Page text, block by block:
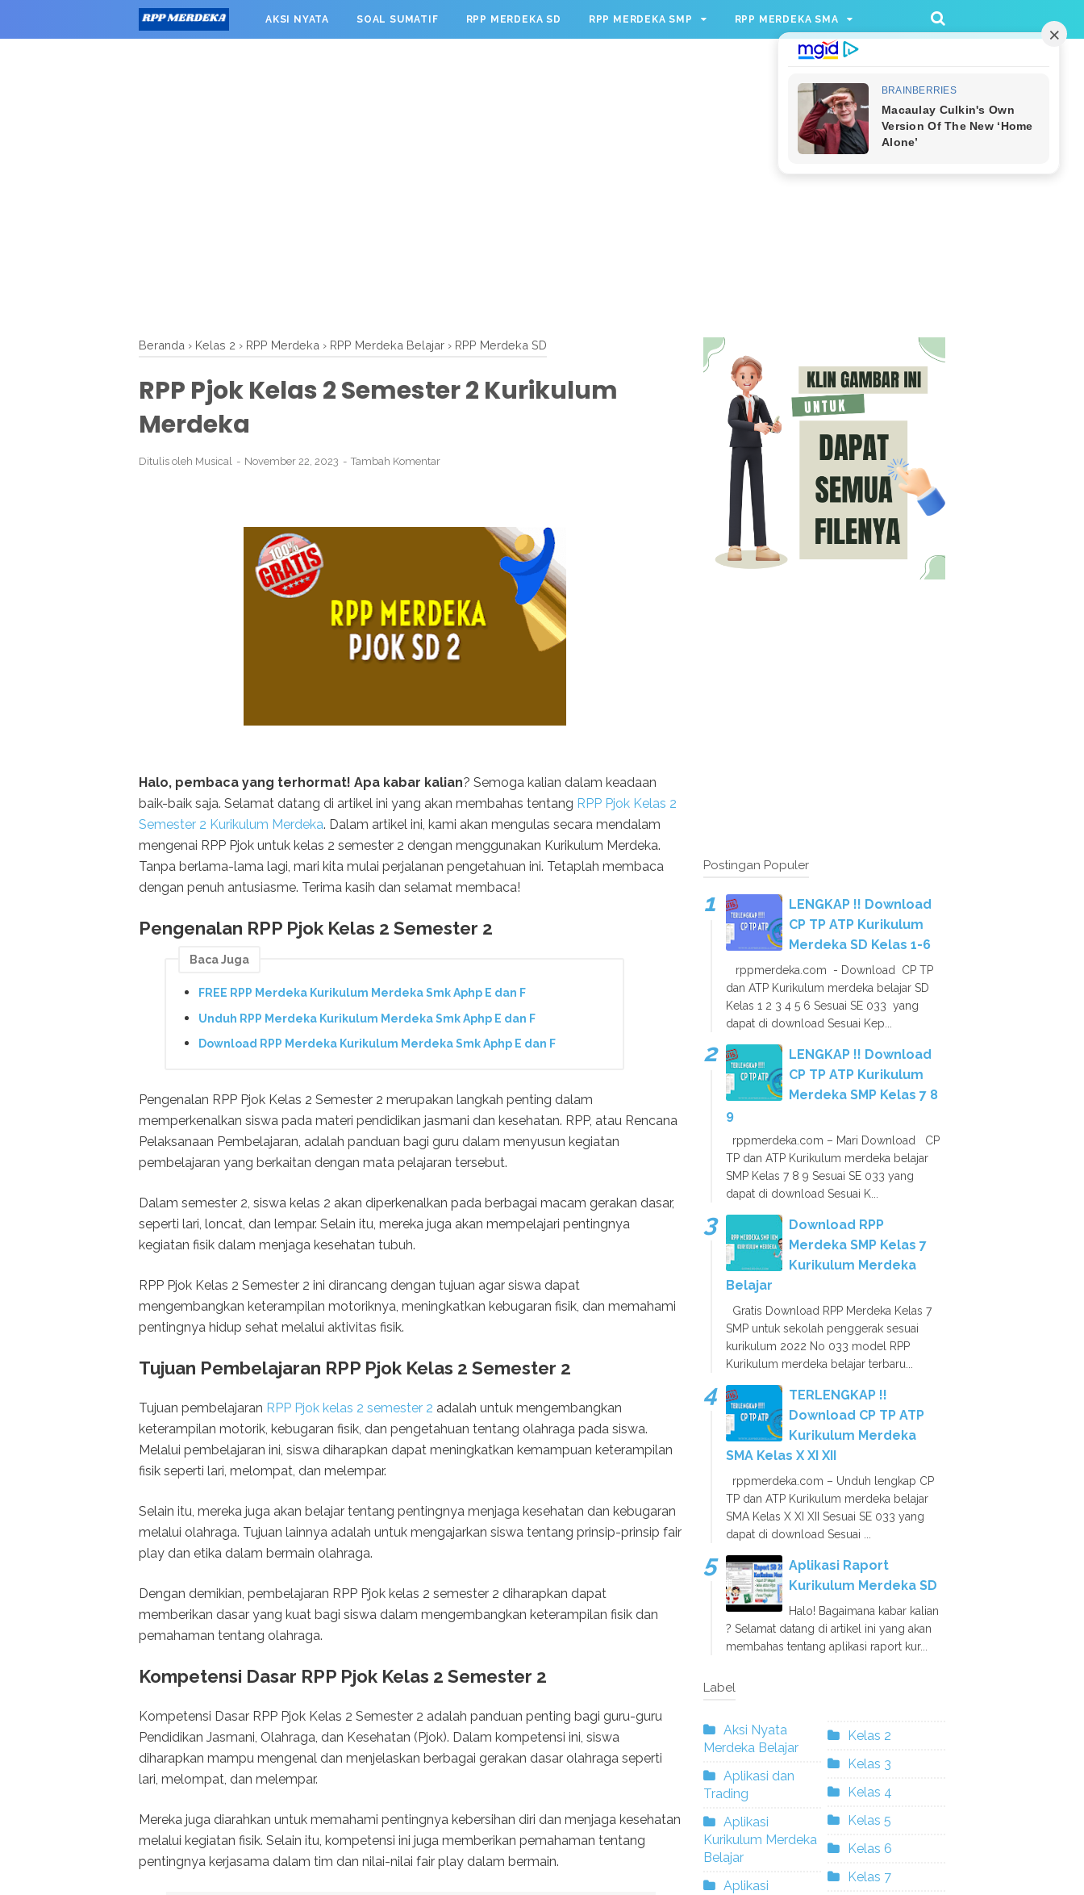
window.googletag = window.googletag || {cmd: []}; googletag.cmd.push(function() { googletag.defineSlot('/23209888932/rppmer', [336, 280], 'div-gpt-ad-1733174991559-
0').addService(googletag.pubads()); googletag.pubads().enableSingleRequest(); googletag.enableServices(); });
AKSI NYATA SOAL SUMATIF RPP MERDEKA SD RPP MERDEKA SMP RPP MERDEKA SMA
Beranda › Kelas 2 › RPP Merdeka › RPP Merdeka Belajar › RPP Merdeka SD
RPP Pjok Kelas 2 Semester 2 Kurikulum
Merdeka
Ditulis oleh Musical November 22, 2023 Tambah Komentar
Halo, pembaca yang terhormat! Apa kabar kalian? Semoga kalian dalam keadaan
baik-baik saja. Selamat datang di artikel ini yang akan membahas tentang RPP Pjok Kelas 2
Semester 2 Kurikulum Merdeka. Dalam artikel ini, kami akan mengulas secara mendalam
mengenai RPP Pjok untuk kelas 2 semester 2 dengan menggunakan Kurikulum Merdeka.
Tanpa berlama-lama lagi, mari kita mulai perjalanan pengetahuan ini. Tetaplah membaca
dengan penuh antusiasme. Terima kasih dan selamat membaca!
Pengenalan RPP Pjok Kelas 2 Semester 2
Baca Juga
FREE RPP Merdeka Kurikulum Merdeka Smk Aphp E dan F
Unduh RPP Merdeka Kurikulum Merdeka Smk Aphp E dan F
Download RPP Merdeka Kurikulum Merdeka Smk Aphp E dan F
Pengenalan RPP Pjok Kelas 2 Semester 2 merupakan langkah penting dalam
memperkenalkan siswa pada materi pendidikan jasmani dan kesehatan. RPP, atau Rencana
Pelaksanaan Pembelajaran, adalah panduan bagi guru dalam menyusun kegiatan
pembelajaran yang berkaitan dengan mata pelajaran tersebut.
Dalam semester 2, siswa kelas 2 akan diperkenalkan pada berbagai macam gerakan dasar,
seperti lari, loncat, dan lempar. Selain itu, mereka juga akan mempelajari pentingnya
kegiatan fisik dalam menjaga kesehatan tubuh.
RPP Pjok Kelas 2 Semester 2 ini dirancang dengan tujuan agar siswa dapat
mengembangkan keterampilan motoriknya, meningkatkan kebugaran fisik, dan memahami
pentingnya hidup sehat melalui aktivitas fisik.
Tujuan Pembelajaran RPP Pjok Kelas 2 Semester 2
Tujuan pembelajaran RPP Pjok kelas 2 semester 2 adalah untuk mengembangkan
keterampilan motorik, kebugaran fisik, dan pengetahuan tentang olahraga pada siswa.
Melalui pembelajaran ini, siswa diharapkan dapat meningkatkan kemampuan keterampilan
fisik seperti lari, melompat, dan melempar.
Selain itu, mereka juga akan belajar tentang pentingnya menjaga kesehatan dan kebugaran
melalui olahraga. Tujuan lainnya adalah untuk mengajarkan siswa tentang prinsip-prinsip fair
play dan etika dalam bermain olahraga.
Dengan demikian, pembelajaran RPP Pjok kelas 2 semester 2 diharapkan dapat
memberikan dasar yang kuat bagi siswa dalam mengembangkan keterampilan fisik dan
pemahaman tentang olahraga.
Kompetensi Dasar RPP Pjok Kelas 2 Semester 2
Kompetensi Dasar RPP Pjok Kelas 2 Semester 2 adalah panduan penting bagi guru-guru
Pendidikan Jasmani, Olahraga, dan Kesehatan (Pjok). Dalam kompetensi ini, siswa
diharapkan mampu mengenal dan menjelaskan berbagai gerakan dasar olahraga seperti
lari, melompat, dan melempar.
Mereka juga diarahkan untuk memahami pentingnya kebersihan diri dan menjaga kesehatan
melalui kegiatan fisik. Selain itu, kompetensi ini juga memberikan pemahaman tentang
pentingnya kerjasama dalam tim dan nilai-nilai fair play dalam bermain.
Postingan Populer
LENGKAP !! Download
CP TP ATP Kurikulum
Merdeka SD Kelas 1-6
rppmerdeka.com - Download CP TP
dan ATP Kurikulum merdeka belajar SD
Kelas 1 2 3 4 5 6 Sesuai SE 033 yang
dapat di download Sesuai Kep...
LENGKAP !! Download
CP TP ATP Kurikulum
Merdeka SMP Kelas 7 8
9
rppmerdeka.com – Mari Download CP
TP dan ATP Kurikulum merdeka belajar
SMP Kelas 7 8 9 Sesuai SE 033 yang
dapat di download Sesuai K...
Download RPP
Merdeka SMP Kelas 7
Kurikulum Merdeka
Belajar
Gratis Download RPP Merdeka Kelas 7
SMP untuk sekolah penggerak sesuai
kurikulum 2022 No 033 model RPP
Kurikulum merdeka belajar terbaru...
TERLENGKAP !!
Download CP TP ATP
Kurikulum Merdeka
SMA Kelas X XI XII
rppmerdeka.com – Unduh lengkap CP
TP dan ATP Kurikulum merdeka belajar
SMA Kelas X XI XII Sesuai SE 033 yang
dapat di download Sesuai ...
Aplikasi Raport
Kurikulum Merdeka SD
Halo! Bagaimana kabar kalian
? Selamat datang di artikel ini yang akan
membahas tentang aplikasi raport kur...
Label
Aksi Nyata
Merdeka Belajar
Aplikasi dan
Trading
Aplikasi
Kurikulum Merdeka
Belajar
Aplikasi
Kelas 2
Kelas 3
Kelas 4
Kelas 5
Kelas 6
Kelas 7